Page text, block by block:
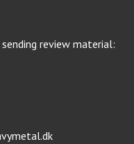
review material: